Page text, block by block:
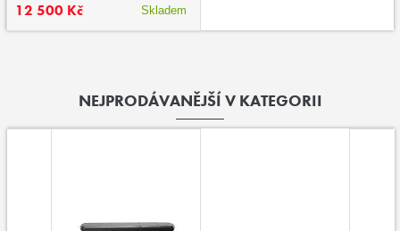
12 500 Kč Skladem
NEJPRODÁVANĚJŠÍ V KATEGORII